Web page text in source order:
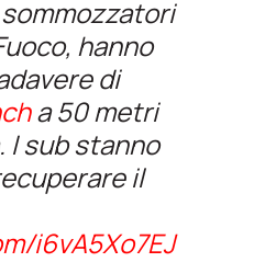
sommozzatori
hanno
di
a 50 metri
I sub stanno
il
i6vA5Xo7EJ